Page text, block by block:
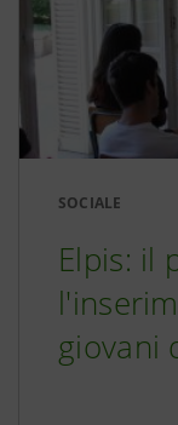
SOCIALE
Elpis: il
giovani